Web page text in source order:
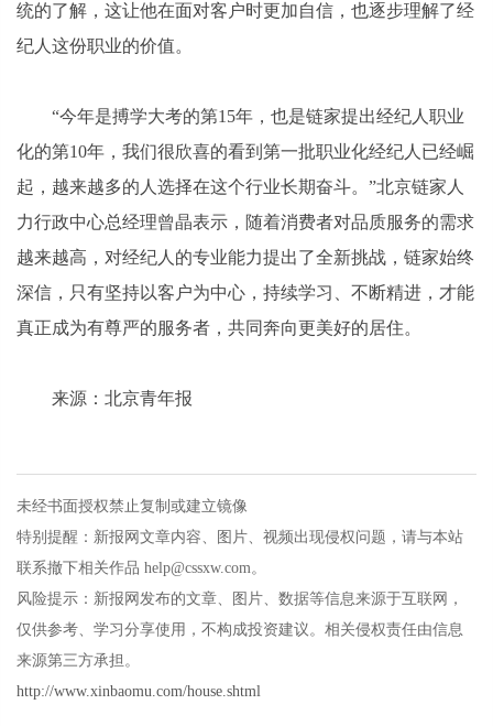
统的了解，这让他在面对客户时更加自信，也逐步理解了经
纪人这份职业的价值。
“今年是搏学大考的第15年，也是链家提出经纪人职业
化的第10年，我们很欣喜的看到第一批职业化经纪人已经崛
起，越来越多的人选择在这个行业长期奋斗。”北京链家人
力行政中心总经理曾晶表示，随着消费者对品质服务的需求
越来越高，对经纪人的专业能力提出了全新挑战，链家始终
深信，只有坚持以客户为中心，持续学习、不断精进，才能
真正成为有尊严的服务者，共同奔向更美好的居住。
来源：北京青年报
未经书面授权禁止复制或建立镜像
特别提醒：新报网文章内容、图片、视频出现侵权问题，请与本站
联系撤下相关作品 help@cssxw.com。
风险提示：新报网发布的文章、图片、数据等信息来源于互联网，
仅供参考、学习分享使用，不构成投资建议。相关侵权责任由信息
来源第三方承担。
http://www.xinbaomu.com/house.shtml